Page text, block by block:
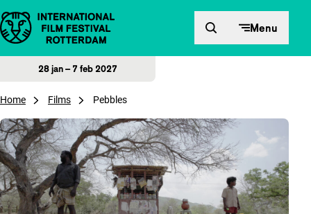
Direct naar inhoud Menu
28 jan – 7 feb 2027
Home Films Pebbles